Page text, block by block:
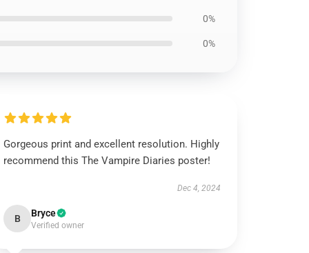
0%
0%
Gorgeous print and excellent resolution. Highly
recommend this The Vampire Diaries poster!
Dec 4, 2024
B Bryce
Verified owner